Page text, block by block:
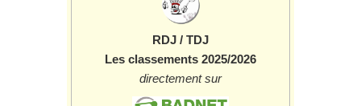
RDJ / TDJ
Les classements 2025/2026
directement sur